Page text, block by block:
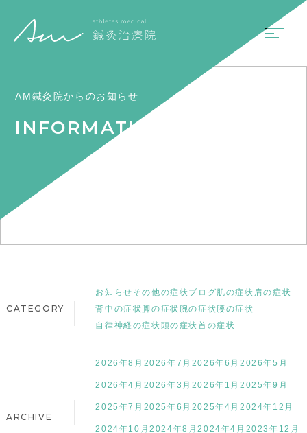
AM鍼灸院からのお知らせ
INFORMATION
CATEGORY
お知らせ その他の症状ブログ肌の症状 肩の症状
背中の症状脚の症状 腕の症状腰の症状
自律神経の症状頭の症状首の症状
ARCHIVE
2026年8月 2026年7月 2026年6月2026年5月
2026年4月 2026年3月 2026年1月2025年9月
2025年7月 2025年6月 2025年4月2024年12月
2024年10月2024年8月2024年4月 2023年12月